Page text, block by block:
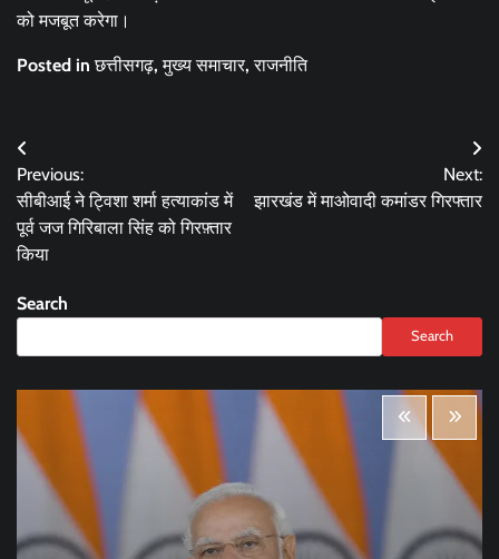
को मजबूत करेगा।
Posted inछत्तीसगढ़,मुख्य समाचार,राजनीति
Post
navigation
Previous:
सीबीआई ने ट्विशा शर्मा हत्याकांड में
पूर्व जज गिरिबाला सिंह को गिरफ़्तार
किया
Next:
झारखंड में माओवादी कमांडर गिरफ्तार
Search
Search